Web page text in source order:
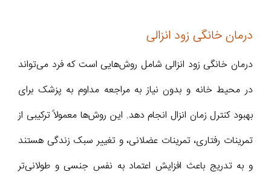
درمان خانگی زود انزالی
درمان خانگی زود انزالی شامل روش‌هایی است که فرد می‌تواند
در محیط خانه و بدون نیاز به مراجعه مداوم به پزشک برای
بهبود کنترل زمان انزال انجام دهد. این روش‌ها معمولاً ترکیبی از
تمرینات رفتاری، تمرینات عضلانی، و تغییر سبک زندگی هستند
و به تدریج باعث افزایش اعتماد به نفس جنسی و طولانی‌تر